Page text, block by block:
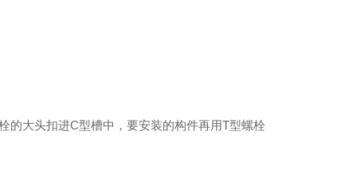
的大头扣进C型槽中，要安装的构件再用T型螺栓